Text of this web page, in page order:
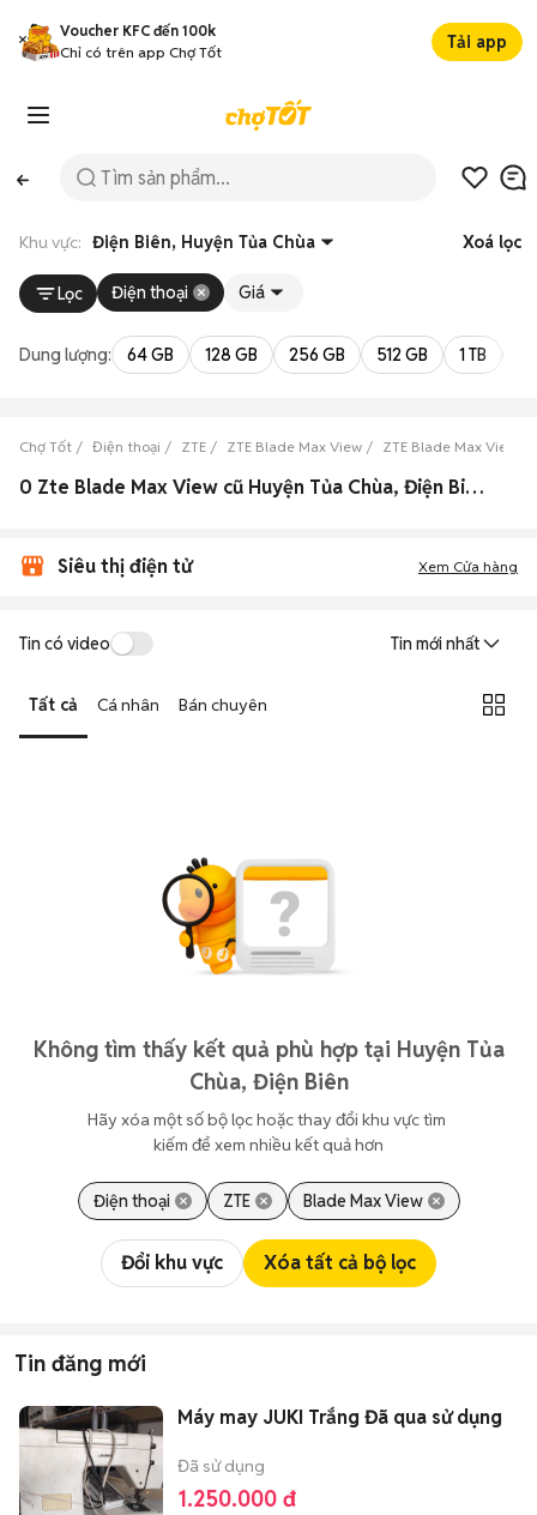
Voucher KFC đến 100k
Chỉ có trên app Chợ Tốt
Tải app
Khu vực: Điện Biên, Huyện Tủa Chùa Xoá lọc
Lọc Điện thoại Giá
Dung lượng: 64 GB 128 GB 256 GB 512 GB 1 TB
Chợ Tốt Điện thoại ZTE ZTE Blade Max View ZTE Blade Max View
0 Zte Blade Max View cũ Huyện Tủa Chùa, Điện Biên đẹp
Siêu thị điện tử Xem Cửa hàng
Tin có video Tin mới nhất
Tất cả Cá nhân Bán chuyên
Không tìm thấy kết quả phù hợp tại Huyện Tủa
Chùa, Điện Biên
Hãy xóa một số bộ lọc hoặc thay đổi khu vực tìm
kiếm để xem nhiều kết quả hơn
Điện thoại ZTE Blade Max View
Đổi khu vực Xóa tất cả bộ lọc
Tin đăng mới
Máy may JUKI Trắng Đã qua sử dụng
Đã sử dụng
1.250.000 đ